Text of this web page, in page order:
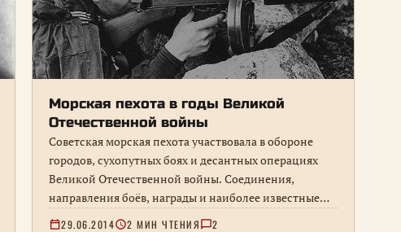
Морская пехота в годы Великой
Отечественной войны
Советская морская пехота участвовала в обороне
городов, сухопутных боях и десантных операциях
Великой Отечественной войны. Соединения,
направления боёв, награды и наиболее известные
высадки.
29.06.2014 2 МИН ЧТЕНИЯ 2